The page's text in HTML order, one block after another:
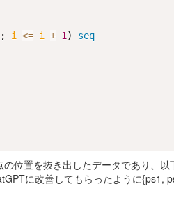
i <= i + 1 ) seq
位置を抜き出したデータであり、
に改善してもらったように{ps1,